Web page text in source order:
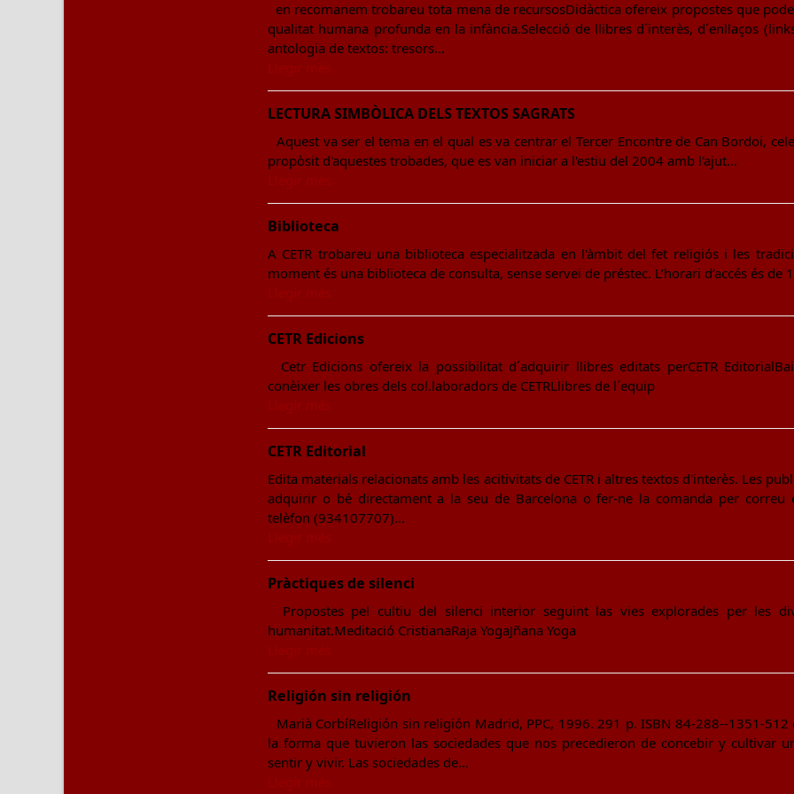
en recomanem trobareu tota mena de recursosDidàctica ofereix propostes que
qualitat humana profunda en la infància.Selecció de llibres d´interès, d´enllaços
antologia de textos: tresors…
LECTURA SIMBÒLICA DELS TEXTOS SAGRATS
Aquest va ser el tema en el qual es va centrar el Tercer Encontre de Can Bordoi,
propòsit d'aquestes trobades, que es van iniciar a l'estiu del 2004 amb l'ajut…
Biblioteca
A CETR trobareu una biblioteca especialitzada en l'àmbit del fet religiós i les
moment és una biblioteca de consulta, sense servei de préstec. L’horari d’accés és de
CETR Edicions
Cetr Edicions ofereix la possibilitat d´adquirir llibres editats perCETR
conèixer les obres dels col.laboradors de CETRLlibres de l´equip
CETR Editorial
Edita materials relacionats amb les acitivitats de CETR i altres textos d'interès. Les
adquirir o bé directament a la seu de Barcelona o fer-ne la comanda per correu
telèfon (934107707)…
Pràctiques de silenci
Propostes pel cultiu del silenci interior seguint las vies explorades per les
humanitat.Meditació CristianaRaja YogaJñana Yoga
Religión sin religión
Marià CorbíReligión sin religión Madrid, PPC, 1996. 291 p. ISBN 84-288--1351-
la forma que tuvieron las sociedades que nos precedieron de concebir y cultivar
sentir y vivir. Las sociedades de…